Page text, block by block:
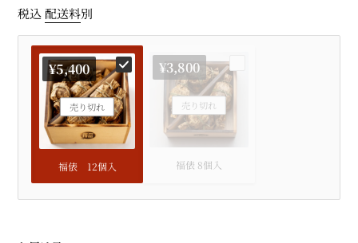
常
価
格
税込配送料別
¥5,400
売り切れ
福俵 12個入
¥3,800
売り切れ
福俵 8個入